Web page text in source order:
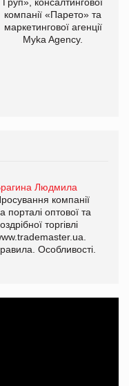
компанії «Парето» та
маркетингової агенції
Myka Agency.
Людмила
компанії
порталі оптової та
торгівлі
Особливості.